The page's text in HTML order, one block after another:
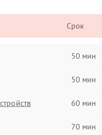
Срок
50 мин
50 мин
60 мин
70 мин